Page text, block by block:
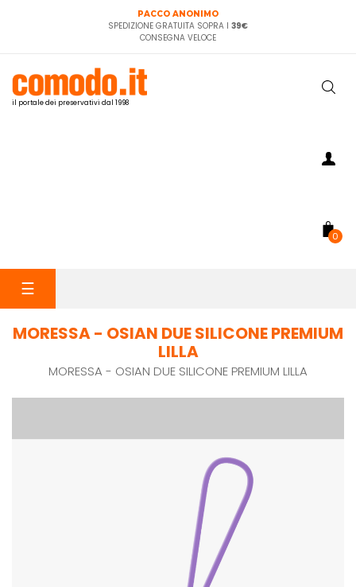
PACCO ANONIMO
SPEDIZIONE GRATUITA SOPRA I 39€
CONSEGNA VELOCE
il portale dei preservativi dal 1998
0
navigazione
☰
MORESSA - OSIAN DUE SILICONE PREMIUM
LILLA
MORESSA - OSIAN DUE SILICONE PREMIUM LILLA